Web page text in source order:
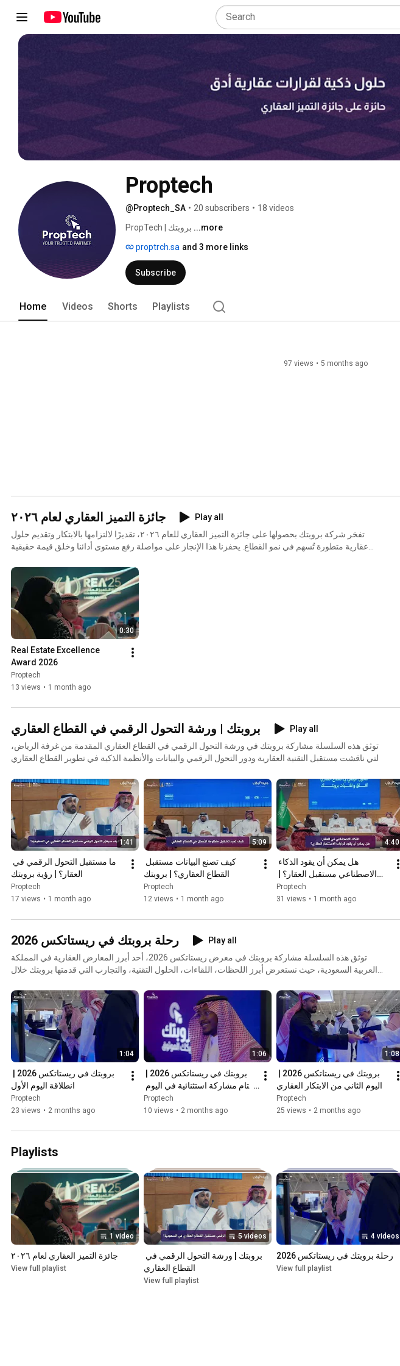
Proptech
@Proptech_SA • 20 subscribers • 18 videos
...more
proptrch.sa and 3 more links
Subscribe
Home Videos Shorts Playlists
97 views 5 months ago
جائزة التميز العقاري لعام ٢٠٢٦
Play all
تفخر شركة بروبتك بحصولها على جائزة التميز العقاري للعام ٢٠٢٦، تقديرًا لالتزامها بالابتكار وتقديم حلول
عقارية متطورة تُسهم في نمو القطاع. يحفزنا هذا الإنجاز على مواصلة رفع مستوى أدائنا وخلق قيمة حقيقية
0:30
Real Estate Excellence
Award 2026
Proptech
13 views • 1 month ago
بروبتك | ورشة التحول الرقمي في القطاع العقاري
Play all
توثق هذه السلسلة مشاركة بروبتك في ورشة التحول الرقمي في القطاع العقاري المقدمة من غرفة الرياض،
والتي ناقشت مستقبل التقنية العقارية ودور التحول الرقمي والبيانات والأنظمة الذكية في تطوير القطاع العقاري
بروبتك نحو مستقبل عقاري أكثر ذكاءً واستدامة. 📍 غرفة الرياض 📍 المملكة العربية السعودية
1:41
العقار؟ | رؤية بروبتك
Proptech
17 views • 1 month ago
5:09
القطاع العقاري؟ | بروبتك
Proptech
12 views • 1 month ago
4:40
بروبتك
Proptech
31 views • 1 month ago
رحلة بروبتك في ريستاتكس 2026
Play all
توثق هذه السلسلة مشاركة بروبتك في معرض ريستاتكس 2026، أحد أبرز المعارض العقارية في المملكة
العربية السعودية، حيث نستعرض أبرز اللحظات، اللقاءات، الحلول التقنية، والتجارب التي قدمتها بروبتك خلال
تعريف إدارة وتشغيل الأصول العقارية بكفاءة وابتكار. 📍 ريستاتكس 2026 📍 الرياض – المملكة العربية
السعودية
1:04
انطلاقة اليوم الأول
Proptech
23 views • 2 months ago
1:06
الرابع
Proptech
10 views • 2 months ago
1:08
اليوم الثاني من الابتكار العقاري
Proptech
25 views • 2 months ago
Playlists
1 video
جائزة التميز العقاري لعام ٢٠٢٦
View full playlist
5 videos
القطاع العقاري
View full playlist
4 videos
رحلة بروبتك في ريستاتكس 2026
View full playlist